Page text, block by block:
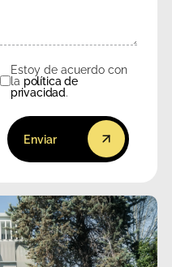
Consentimiento
Estoy de acuerdo con
la política de
privacidad.
Enviar